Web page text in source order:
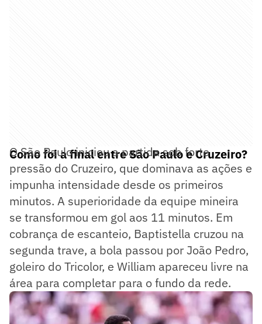
Como foi a final entre São Paulo e Cruzeiro?
O São Paulo iniciou a partida sob forte
pressão do Cruzeiro, que dominava as ações e
impunha intensidade desde os primeiros
minutos. A superioridade da equipe mineira
se transformou em gol aos 11 minutos. Em
cobrança de escanteio, Baptistella cruzou na
segunda trave, a bola passou por João Pedro,
goleiro do Tricolor, e William apareceu livre na
área para completar para o fundo da rede.